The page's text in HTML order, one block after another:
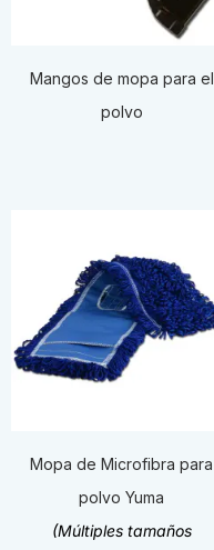
Mangos de mopa para el
polvo
Mopa de Microfibra para
polvo Yuma
(Múltiples tamaños